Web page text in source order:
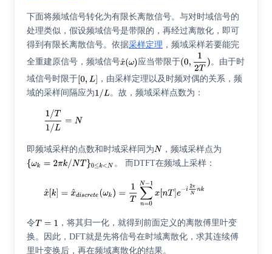
下面将频域信号转化为有限长离散信号。与对时域信号的
处理类似，假设频域信号是带限的，再经过离散化，即可
得到有限长离散信号。依据采样定理 ，频域采样若要能完
全重建原信号，频域信号
应当带限于
。由于时
域信号时限于
，由采样定理以及时频对偶的关系，频
域的采样间隔应为
。故，频域采样点数为：
即频域采样的点数和时域采样同为
，频域采样点为
。 而DTFT在频域上采样：
令
，将其归一化，就得到前面定义的离散傅里叶变
换。因此，DFT就是先将信号在时域离散化，求其连续傅
里叶变换后，再在频域离散化的结果。